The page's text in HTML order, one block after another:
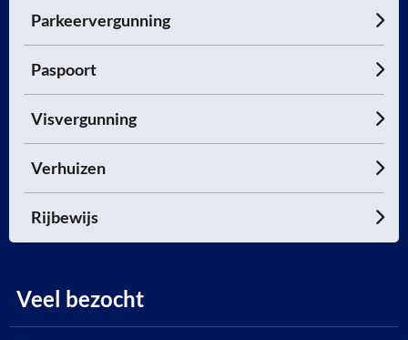
Parkeervergunning
Paspoort
Visvergunning
Verhuizen
Rijbewijs
Veel bezocht